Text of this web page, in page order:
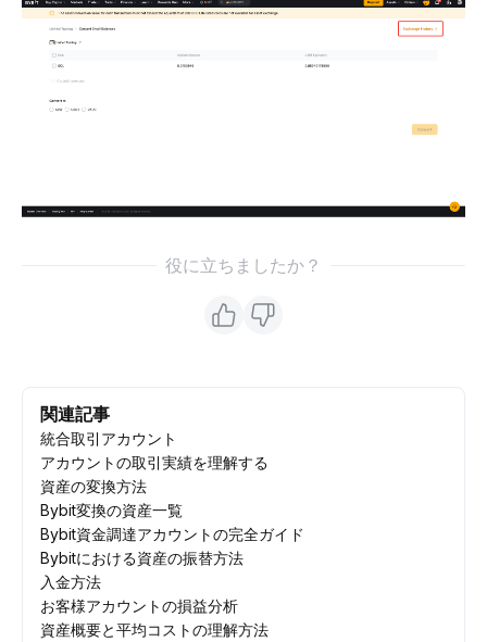
役に立ちましたか？
関連記事
統合取引アカウント
アカウントの取引実績を理解する
資産の変換方法
Bybit変換の資産一覧
Bybit資金調達アカウントの完全ガイド
Bybitにおける資産の振替方法
入金方法
お客様アカウントの損益分析
資産概要と平均コストの理解方法